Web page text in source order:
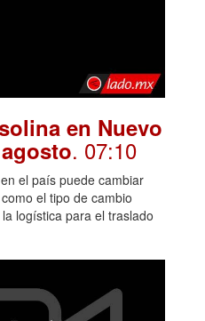
en Nuevo
. 07:10
el país puede cambiar
el tipo de cambio
logística para el traslado